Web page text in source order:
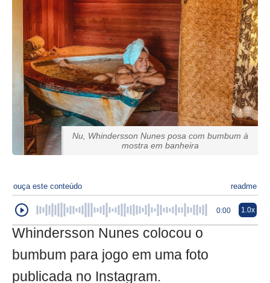
Nu, Whindersson Nunes posa com bumbum à
mostra em banheira
ouça este conteúdo readme
0:00 1.0x
Whindersson Nunes colocou o
bumbum para jogo em uma foto
publicada no Instagram.